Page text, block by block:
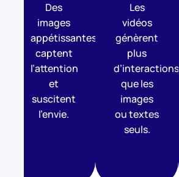
Des
images
appétissantes
captent
l’attention
et
suscitent
l’envie.
Les
vidéos
génèrent
plus
d’interactions
que les
images
ou textes
seuls.